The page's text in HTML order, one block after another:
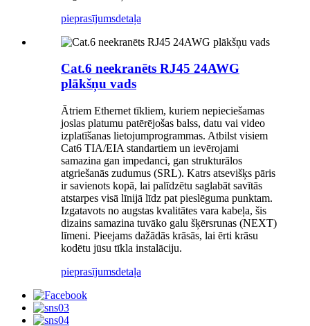
pieprasījumsdetaļa
Cat.6 neekranēts RJ45 24AWG
plākšņu vads
Ātriem Ethernet tīkliem, kuriem nepieciešamas
joslas platumu patērējošas balss, datu vai video
izplatīšanas lietojumprogrammas. Atbilst visiem
Cat6 TIA/EIA standartiem un ievērojami
samazina gan impedanci, gan strukturālos
atgriešanās zudumus (SRL). Katrs atsevišķs pāris
ir savienots kopā, lai palīdzētu saglabāt savītās
atstarpes visā līnijā līdz pat pieslēguma punktam.
Izgatavots no augstas kvalitātes vara kabeļa, šis
dizains samazina tuvāko galu šķērsrunas (NEXT)
līmeni. Pieejams dažādās krāsās, lai ērti krāsu
kodētu jūsu tīkla instalāciju.
pieprasījumsdetaļa